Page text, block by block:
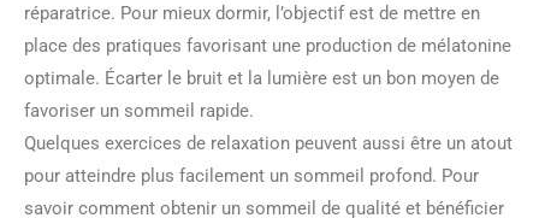
réparatrice. Pour mieux dormir, l’objectif est de mettre en
place des pratiques favorisant une production de mélatonine
optimale. Écarter le bruit et la lumière est un bon moyen de
favoriser un sommeil rapide.
Quelques exercices de relaxation peuvent aussi être un atout
pour atteindre plus facilement un sommeil profond. Pour
savoir comment obtenir un sommeil de qualité et bénéficier